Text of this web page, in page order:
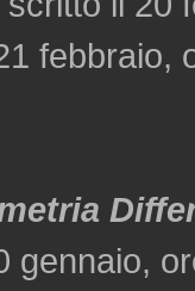
febbraio,
gennaio,